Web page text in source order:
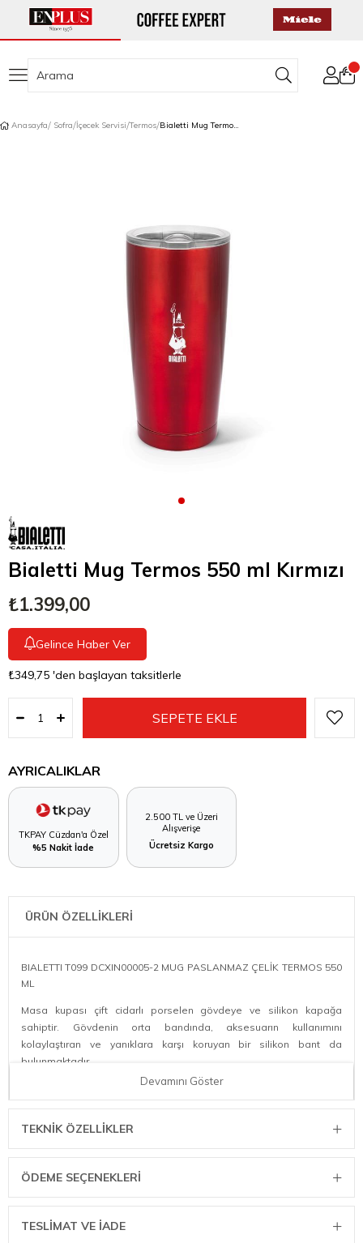
Anasayfa Sofra İçecek Servisi Termos Bialetti Mug Termos 550 ml Kırmızı
Bialetti Mug Termos 550 ml Kırmızı
₺1.399,00
Gelince Haber Ver
₺349,75 'den başlayan taksitlerle
AYRICALIKLAR
TKPAY Cüzdan'a Özel
%5 Nakit İade
2.500 TL ve Üzeri
Alışverişe
Ücretsiz Kargo
ÜRÜN ÖZELLİKLERİ
BIALETTI T099 DCXIN00005-2 MUG PASLANMAZ ÇELİK TERMOS 550
ML
Masa kupası çift cidarlı porselen gövdeye ve silikon kapağa
sahiptir. Gövdenin orta bandında, aksesuarın kullanımını
kolaylaştıran ve yanıklara karşı koruyan bir silikon bant da
bulunmaktadır.
Devamını Göster
TEKNIK ÖZELLIKLER
ÖDEME SEÇENEKLERI
TESLİMAT VE İADE